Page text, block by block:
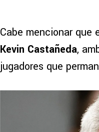
Cabe mencionar
Kevin Castañeda,
jugadores que